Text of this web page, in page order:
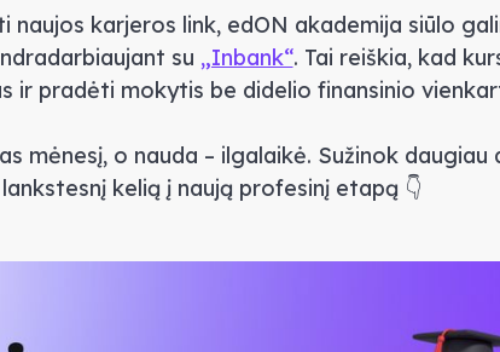
naujos karjeros link, edON akademija siūlo
su „Inbank“. Tai reiškia, kad
ir pradėti mokytis be didelio finansinio
mėnesį, o nauda – ilgalaikė. Sužinok
lankstesnį kelią į naują profesinį etapą 👇